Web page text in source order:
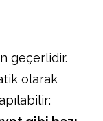
geçerlidir.
olarak